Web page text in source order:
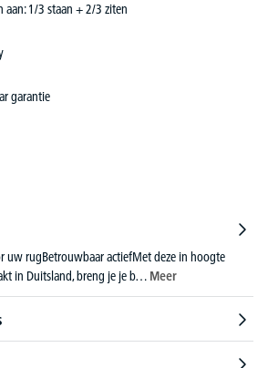
aan: 1/3 staan + 2/3 ziten
garantie
uw rugBetrouwbaar actiefMet deze in hoogte
in Duitsland, breng je je b… Meer